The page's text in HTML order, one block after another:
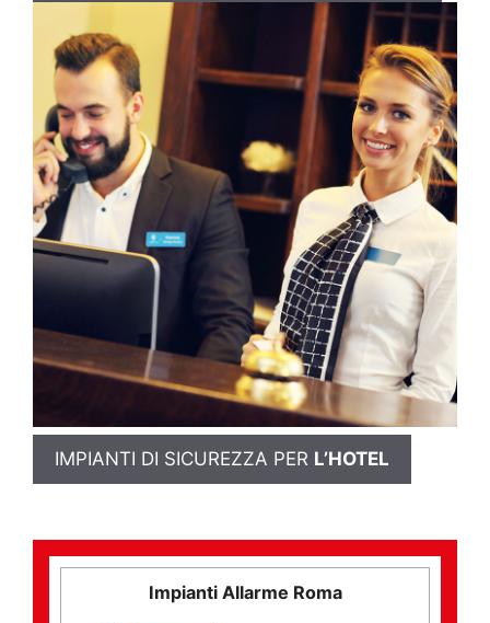
IMPIANTI DI SICUREZZA PER L’HOTEL
Impianti Allarme Roma